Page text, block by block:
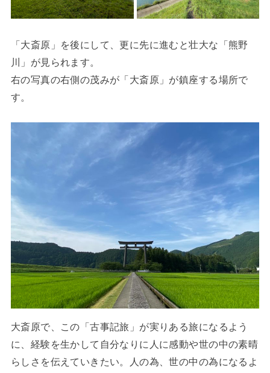
「大斎原」を後にして、更に先に進むと壮大な「熊野
川」が見られます。
右の写真の右側の茂みが「大斎原」が鎮座する場所で
す。
大斎原で、この「古事記旅」が実りある旅になるよう
に、経験を生かして自分なりに人に感動や世の中の素晴
らしさを伝えていきたい。人の為、世の中の為になるよ